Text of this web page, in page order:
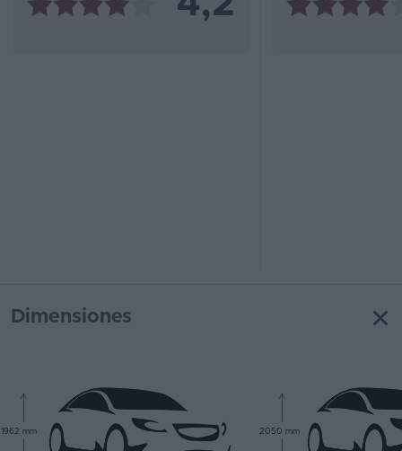
de
Dimensiones
1962 mm 2050 mm